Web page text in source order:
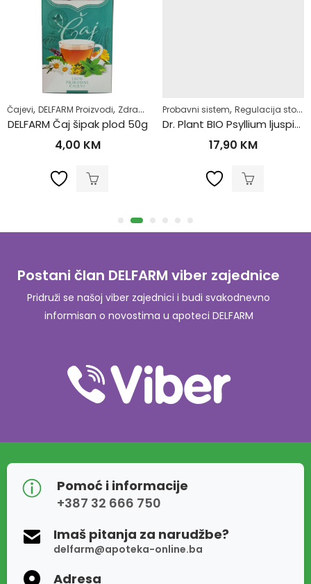
,Zdrav život
,Zdrav život
Čajevi, DELFARM Proizvodi, Zdrav život
DELFARM Čaj šipak plod 50g
4,00 KM
Probavni sistem, Regulacija stolice-zatvor
Dr. Plant BIO Psyllium ljuspice u prahu (Plantago ovata)100g
17,90 KM
Postani član DELFARM viber zajednice
Pridruži se našoj viber zajednici i budi svakodnevno
informisan o novostima u apoteci DELFARM
Pomoć i informacije
+387 32 666 750
Imaš pitanja za narudžbe?
delfarm@apoteka-online.ba
Adresa